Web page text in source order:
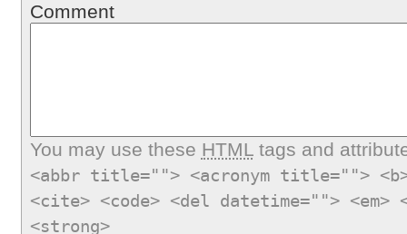
Comment
You may use these HTMLtags and
<abbr title=""> <acronym title="">
<cite> <code> <del datetime="">
<strong>